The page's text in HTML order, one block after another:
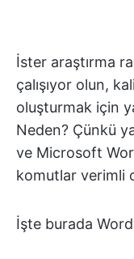
İster araştırma
çalışıyor olun,
oluşturmak için
Neden? Çünkü
ve Microsoft
komutlar verimli
İşte burada